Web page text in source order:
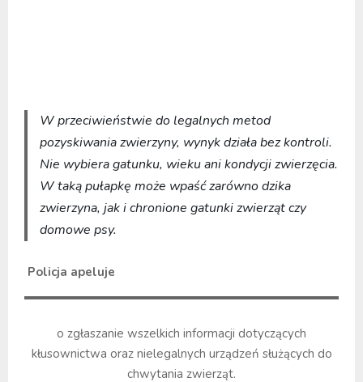
W przeciwieństwie do legalnych metod
pozyskiwania zwierzyny, wynyk działa bez kontroli.
Nie wybiera gatunku, wieku ani kondycji zwierzęcia.
W taką pułapkę może wpaść zarówno dzika
zwierzyna, jak i chronione gatunki zwierząt czy
domowe psy.
Policja apeluje
o zgłaszanie wszelkich informacji dotyczących
kłusownictwa oraz nielegalnych urządzeń służących do
chwytania zwierząt.